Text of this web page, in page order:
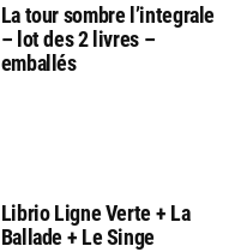
La tour sombre l’integrale
– lot des 2 livres –
emballés
Librio Ligne Verte + La
Ballade + Le Singe